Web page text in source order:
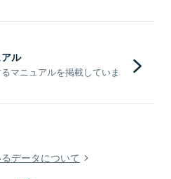
ル
マニュアルを掲載していま
データについて